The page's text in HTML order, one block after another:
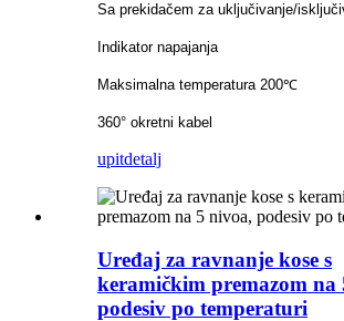
Sa prekidačem za uključivanje/
Indikator napajanja
Maksimalna temperatura 200℃
360° okretni kabel
upitdetalj
Uređaj za ravnanje kose s
keramičkim premazom na
podesiv po temperaturi